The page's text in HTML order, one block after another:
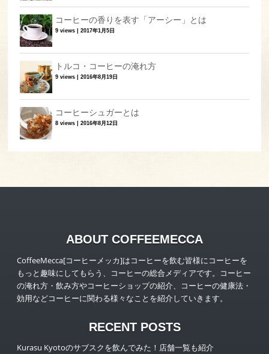
コーヒーの香りを表す「アーシー」とは
9 views |2017年1月5日
トルコ・コーヒーの淹れ方
9 views |2016年8月19日
コーヒーシュガーとは
8 views |2016年8月12日
ABOUT COFFEEMECCA
CoffeeMecca[コーヒーメッカ]はコーヒーを飲む皆様にコーヒーを
もっと趣味にしてもらう、コーヒーの総合メディアです。コーヒー
の淹れ方・飲み方やコーヒーショップの紹介、コーヒーの健康法・
効用などコーヒーに関わる様々なことを紹介していきます。
RECENT POSTS
Kurasu Kyotoのサブスクを飲んでみた！店舗一覧も紹介